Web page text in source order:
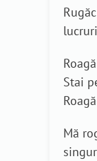
Stai
Mă